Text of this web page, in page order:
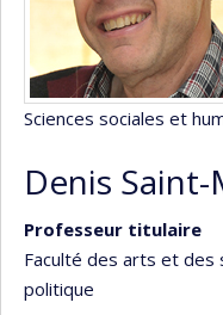
Sciences sociales et
Denis
Professeur titulaire
Faculté des arts et des
politique